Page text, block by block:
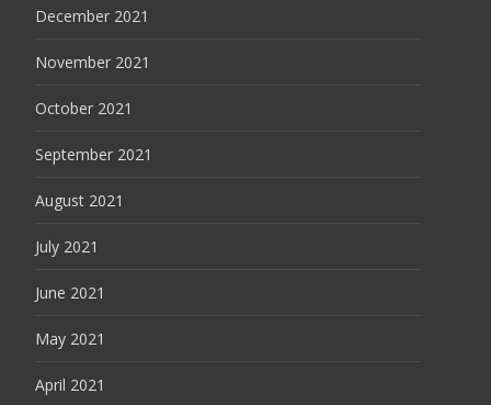
December 2021
November 2021
October 2021
September 2021
August 2021
July 2021
June 2021
May 2021
April 2021